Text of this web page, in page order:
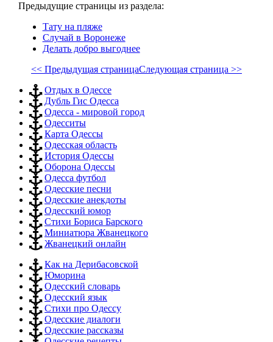
Предыдущие страницы из раздела:
Тату на пляже
Случай в Воронеже
Делать добро выгоднее
<< Предыдущая страницаСледующая страница >>
Отдых в Одессе
Дубль Гис Одесса
Одесса - мировой город
Одесситы
Карта Одессы
Одесская область
История Одессы
Оборона Одессы
Одесса футбол
Одесские песни
Одесские анекдоты
Одесский юмор
Стихи Бориса Барского
Миниатюра Жванецкого
Жванецкий онлайн
Как на Дерибасовской
Юморина
Одесский словарь
Одесский язык
Стихи про Одессу
Одесские диалоги
Одесские рассказы